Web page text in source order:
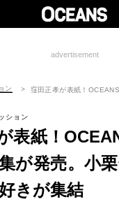
advertisement
ン 窪田正孝が表紙！
ション
表紙！
が発売。小
きが集結